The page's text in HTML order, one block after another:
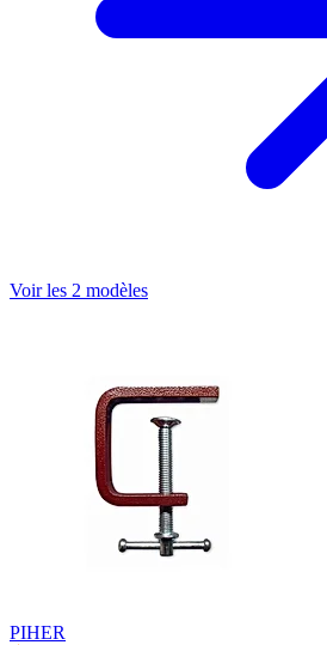
Voir les 2 modèles
PIHER